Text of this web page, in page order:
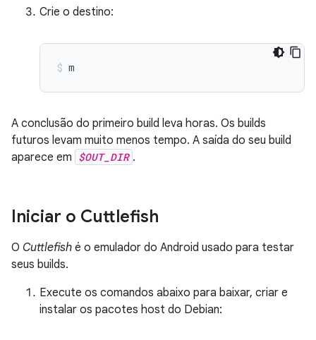
Crie o destino:
m
A conclusão do primeiro build leva horas. Os builds
futuros levam muito menos tempo. A saída do seu build
aparece em $OUT_DIR .
Iniciar o Cuttlefish
O Cuttlefish é o emulador do Android usado para testar
seus builds.
Execute os comandos abaixo para baixar, criar e
instalar os pacotes host do Debian: